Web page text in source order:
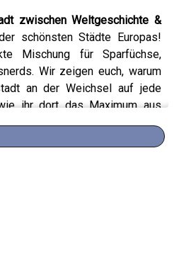
zwischen Weltgeschichte &
schönsten Städte Europas!
Mischung für Sparfüchse,
Wir zeigen euch, warum
an der Weichsel auf jede
ihr dort das Maximum aus